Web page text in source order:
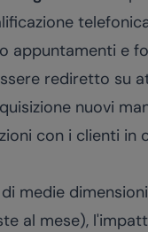
appuntamenti e
rediretto su
nuovi
con i clienti in
di medie
al mese),